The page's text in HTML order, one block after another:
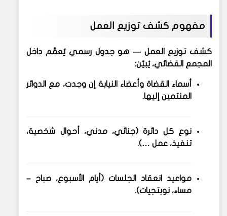
مفهوم كشف توزيع العمل
كشف توزيع العمل — هو جدول رسمي يُعمَّم داخل
المجمع القضائي، يُبيّن:
أسماء القضاة وأعضاء النيابة إن وجدت، مع الدوائر
المنتمين إليها.
نوع كل دائرة (جنائي، مدني، أحوال شخصية،
تنفيذ، عمل …).
مواعيد انعقاد الجلسات (أيام الأسبوع، صباح –
مساء، نوبتجيات).